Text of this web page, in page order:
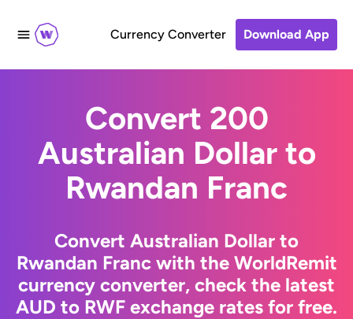
Currency Converter Download App
Convert 200
Australian Dollar to
Rwandan Franc
Convert Australian Dollar to
Rwandan Franc with the WorldRemit
currency converter, check the latest
AUD to RWF exchange rates for free.